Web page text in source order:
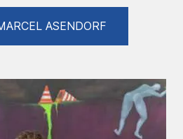
und diesen empfindsam
und Figuren. Zwischen
ist eine große
will.
ASENDORF